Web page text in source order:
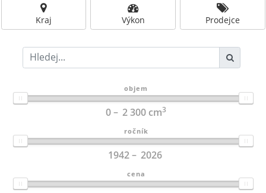
Kraj Výkon Prodejce
objem
0 2 300 cm3
ročník
1942 2026
cena